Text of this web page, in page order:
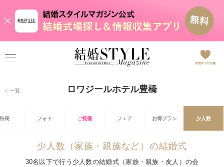
一覧 ロワジールホテル豊橋
特長 フォト ご祝儀 フェア お得プラン 少人数
少人数（家族・親族など）の結婚式
30名以下で行う少人数の結婚式（家族・親族・友人）の会